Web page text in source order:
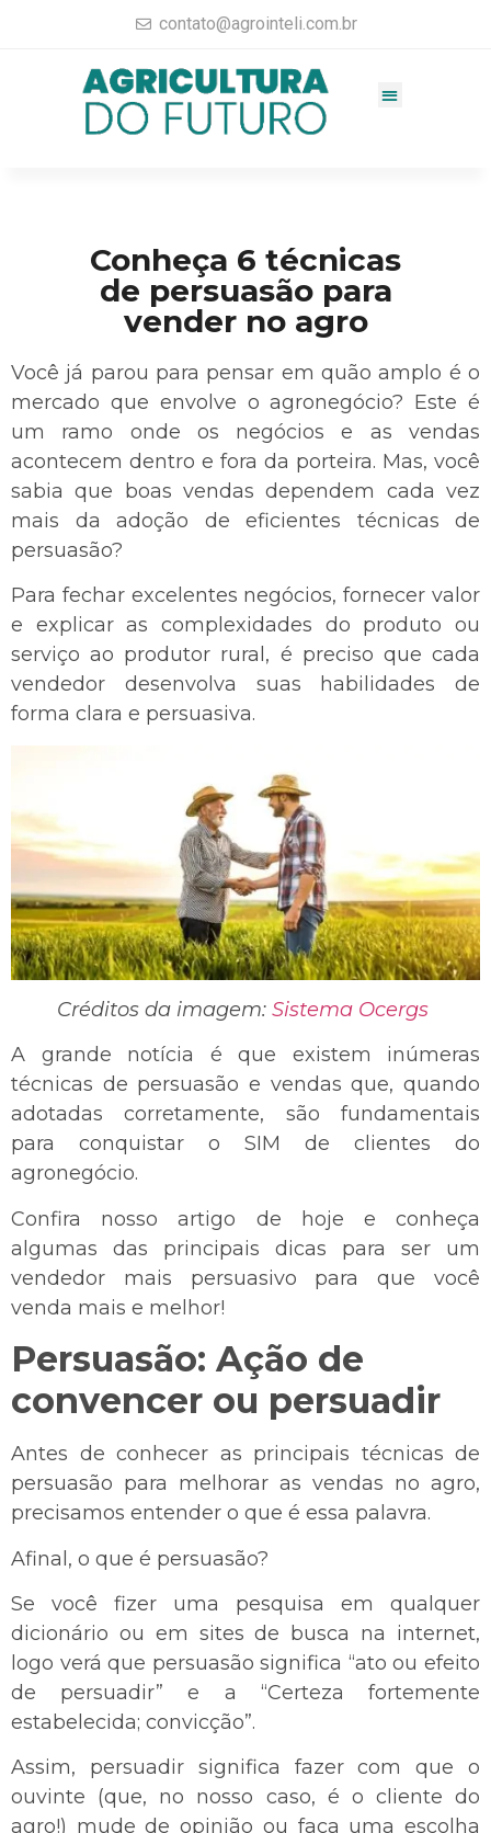
contato@agrointeli.com.br
Conheça 6 técnicas
de persuasão para
vender no agro
Você já parou para pensar em quão amplo é o
mercado que envolve o agronegócio? Este é
um ramo onde os negócios e as vendas
acontecem dentro e fora da porteira. Mas, você
sabia que boas vendas dependem cada vez
mais da adoção de eficientes técnicas de
persuasão?
Para fechar excelentes negócios, fornecer valor
e explicar as complexidades do produto ou
serviço ao produtor rural, é preciso que cada
vendedor desenvolva suas habilidades de
forma clara e persuasiva.
Créditos da imagem: Sistema Ocergs
A grande notícia é que existem inúmeras
técnicas de persuasão e vendas que, quando
adotadas corretamente, são fundamentais
para conquistar o SIM de clientes do
agronegócio.
Confira nosso artigo de hoje e conheça
algumas das principais dicas para ser um
vendedor mais persuasivo para que você
venda mais e melhor!
Persuasão: Ação de
convencer ou persuadir
Antes de conhecer as principais técnicas de
persuasão para melhorar as vendas no agro,
precisamos entender o que é essa palavra.
Afinal, o que é persuasão?
Se você fizer uma pesquisa em qualquer
dicionário ou em sites de busca na internet,
logo verá que persuasão significa “ato ou efeito
de persuadir” e a “Certeza fortemente
estabelecida; convicção”.
Assim, persuadir significa fazer com que o
ouvinte (que, no nosso caso, é o cliente do
agro!) mude de opinião ou faça uma escolha